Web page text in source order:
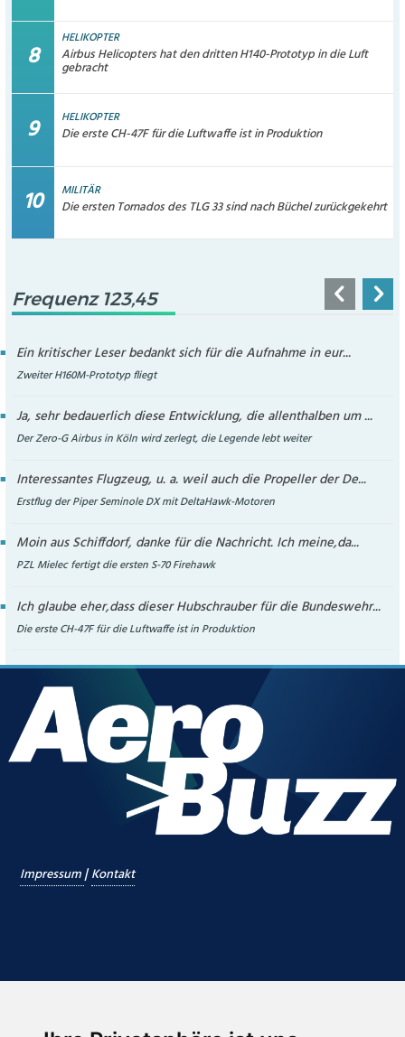
HELIKOPTER
Airbus Helicopters hat den dritten H140-Prototyp in die Luft
gebracht
HELIKOPTER
Die erste CH-47F für die Luftwaffe ist in Produktion
MILITÄR
Die ersten Tornados des TLG 33 sind nach Büchel zurückgekehrt
Frequenz 123,45
Ein kritischer Leser bedankt sich für die Aufnahme in eur...
Zweiter H160M-Prototyp fliegt
Ja, sehr bedauerlich diese Entwicklung, die allenthalben um ...
Der Zero-G Airbus in Köln wird zerlegt, die Legende lebt weiter
Interessantes Flugzeug, u. a. weil auch die Propeller der De...
Erstflug der Piper Seminole DX mit DeltaHawk-Motoren
Moin aus Schiffdorf, danke für die Nachricht. Ich meine,da...
PZL Mielec fertigt die ersten S-70 Firehawk
Ich glaube eher,dass dieser Hubschrauber für die Bundeswehr...
Die erste CH-47F für die Luftwaffe ist in Produktion
Impressum|Kontakt